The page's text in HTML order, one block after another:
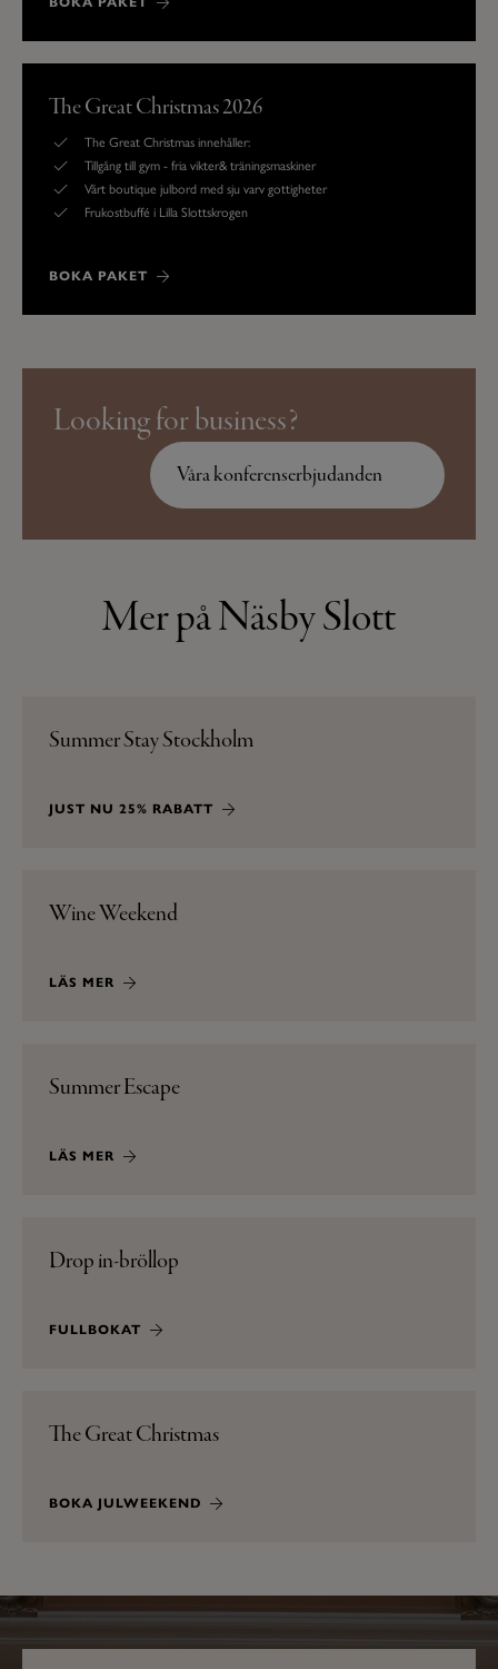
The Great Christmas 2026
The Great Christmas innehåller:
Tillgång till gym - fria vikter& träningsmaskiner
Vårt boutique julbord med sju varv gottigheter
Frukostbuffé i Lilla Slottskrogen
BOKA PAKET
Looking for business?
Våra konferenserbjudanden
Mer på Näsby Slott
Summer Stay Stockholm
JUST NU 25% RABATT
Wine Weekend
LÄS MER
Summer Escape
LÄS MER
Drop in-bröllop
FULLBOKAT
The Great Christmas
BOKA JULWEEKEND